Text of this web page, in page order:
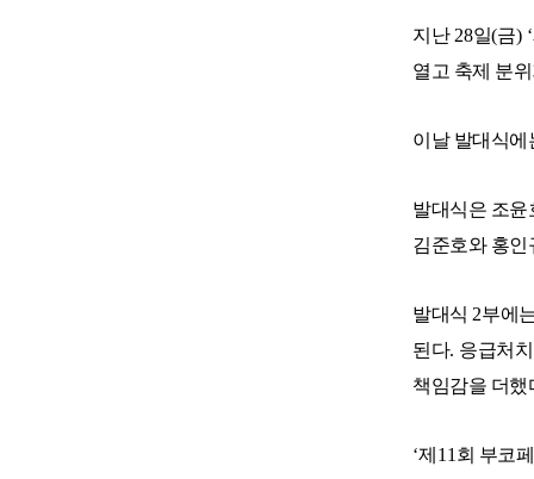
지난28일(금) ‘
열고 축제 분
이날 발대식에
발대식은 조
김준호와 홍인
발대식2부에
된다. 응급처
책임감을 더했
‘제 11회 부코페